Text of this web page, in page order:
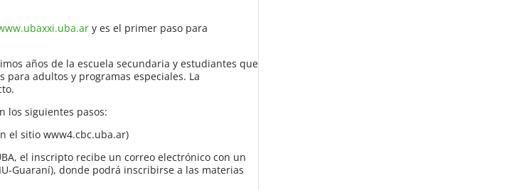
y es el primer paso para
años de la escuela secundaria y estudiantes que
adultos y programas especiales. La
los siguientes pasos:
el sitio www4.cbc.uba.ar)
el inscripto recibe un correo electrónico con un
Guaraní), donde podrá inscribirse a las materias